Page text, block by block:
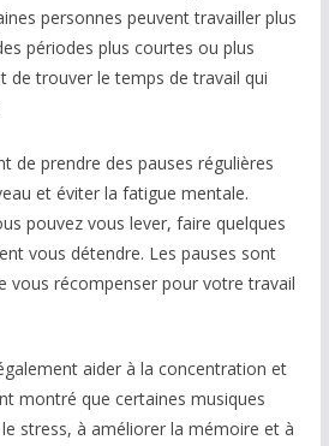
personnes peuvent travailler plus
périodes plus courtes ou plus
de trouver le temps de travail qui
de prendre des pauses régulières
et éviter la fatigue mentale.
pouvez vous lever, faire quelques
vous détendre. Les pauses sont
vous récompenser pour votre travail
aider à la concentration et
montré que certaines musiques
stress, à améliorer la mémoire et à